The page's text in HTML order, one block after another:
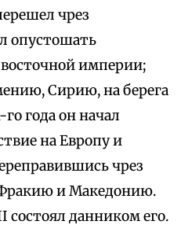
чрез
опустошать
империи;
Сирию, на берега
года он начал
на Европу и
чрез
и Македонию.
данником его.